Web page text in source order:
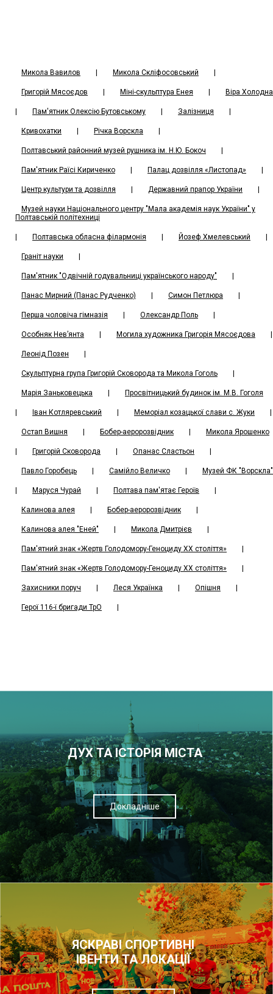
Микола Вавилов | Микола Скліфосовський |
Григорій Мясоєдов | Міні-скульптура Енея | Віра Холодна
| Пам'ятник Олексію Бутовському | Залізниця |
Кривохатки | Річка Ворскла |
Полтавський районний музей рушника ім. Н.Ю. Бокоч |
Пам'ятник Раїсі Кириченко | Палац дозвілля «Листопад» |
Центр культури та дозвілля | Державний прапор України |
Музей науки Національного центру "Мала академія наук України" у
Полтавській політехниці
| Полтавська обласна філармонія | Йозеф Хмелевський |
Граніт науки |
Пам'ятник "Одвічній годувальниці українського народу" |
Панас Мирний (Панас Рудченко) | Симон Петлюра |
Перша чоловіча гімназія | Олександр Поль |
Особняк Нев’янта | Могила художника Григорія Мясоєдова |
Леонід Позен |
Скульптурна група Григорій Сковорода та Микола Гоголь |
Марія Заньковецька | Просвітницький будинок ім. М.В. Гоголя
| Іван Котляревський | Меморіал козацької слави с. Жуки |
Остап Вишня | Бобер-аеророзвідник | Микола Ярошенко
| Григорій Сковорода | Опанас Сластьон |
Павло Горобець | Самійло Величко | Музей ФК "Ворскла"
| Маруся Чурай | Полтава пам'ятає Героїв |
Калинова алея | Бобер-аеророзвідник |
Калинова алея "Еней" | Микола Дмитрієв |
Пам'ятний знак «Жертв Голодомору-Геноциду ХХ століття» |
Пам'ятний знак «Жертв Голодомору-Геноциду ХХ століття» |
Захисники поруч | Леся Українка | Oпішня |
Герої 116-ї бригади ТрО |
ДУХ ТА ІСТОРІЯ МІСТА
Докладніше
ЯСКРАВІ СПОРТИВНІ
ІВЕНТИ ТА ЛОКАЦІЇ